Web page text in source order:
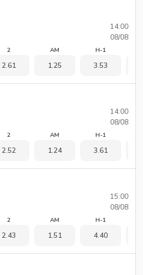
14:00
08/08
2
2.61
AM
1.25
H-1
3.53
14:00
08/08
2
2.52
AM
1.24
H-1
3.61
15:00
08/08
2
2.43
AM
1.51
H-1
4.40